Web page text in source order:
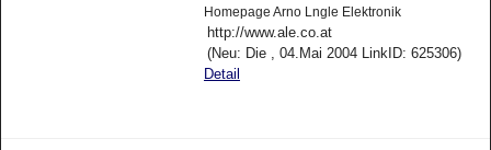
Homepage Arno Lngle Elektronik
http://www.ale.co.at
(Neu: Die , 04.Mai 2004 LinkID: 625306)
Detail